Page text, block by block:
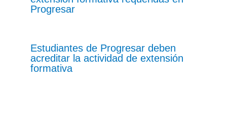
Progresar
Estudiantes de Progresar deben
acreditar la actividad de extensión
formativa